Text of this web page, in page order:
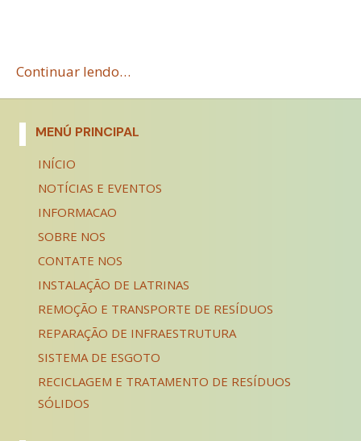
Continuar lendo…
MENÚ PRINCIPAL
INÍCIO
NOTÍCIAS E EVENTOS
INFORMACAO
SOBRE NOS
CONTATE NOS
INSTALAÇÃO DE LATRINAS
REMOÇÃO E TRANSPORTE DE RESÍDUOS
REPARAÇÃO DE INFRAESTRUTURA
SISTEMA DE ESGOTO
RECICLAGEM E TRATAMENTO DE RESÍDUOS
SÓLIDOS